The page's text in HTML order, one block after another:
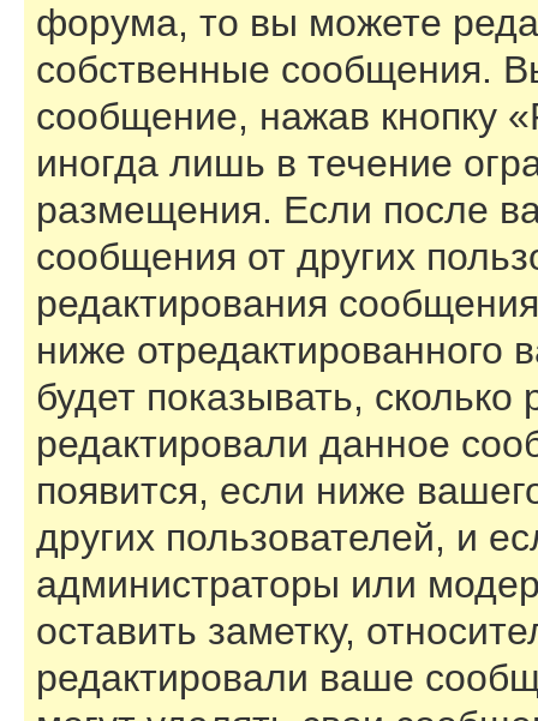
форума, то вы можете
собственные сообщения.
сообщение, нажав кнопку
иногда лишь в течение
размещения. Если после
сообщения от других
редактирования
ниже
будет показывать,
редактировали данное
появится, если ниже
других пользователей, и
администраторы или
оставить заметку,
редактировали ваше